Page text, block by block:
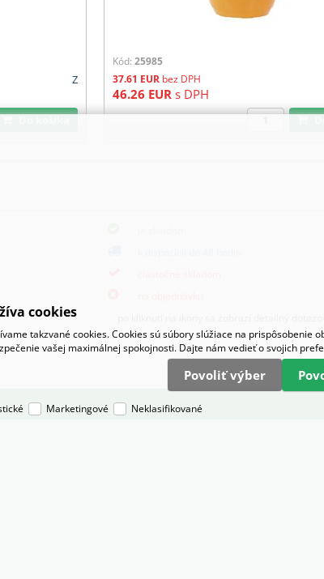
Z
Kód:25985
37.61 EUR bez DPH
46.26 EUR s DPH
cookies
takzvané cookies. Cookies sú súbory slúžiace na prispôsobenie
vašej maximálnej spokojnosti. Dajte nám vedieť o svojich
Povoliť výber
Marketingové Neklasifikované